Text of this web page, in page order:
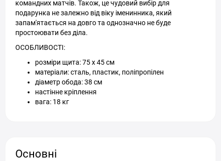
командних матчів. Також, це чудовий вибір для
подарунка не залежно від віку іменинника, який
запам'ятається на довго та однозначно не буде
простоювати без діла.
ОСОБЛИВОСТІ:
розміри щита: 75 x 45 см
матеріали: сталь, пластик, поліпропілен
діаметр обода: 38 см
настінне кріплення
вага: 18 кг
Основні